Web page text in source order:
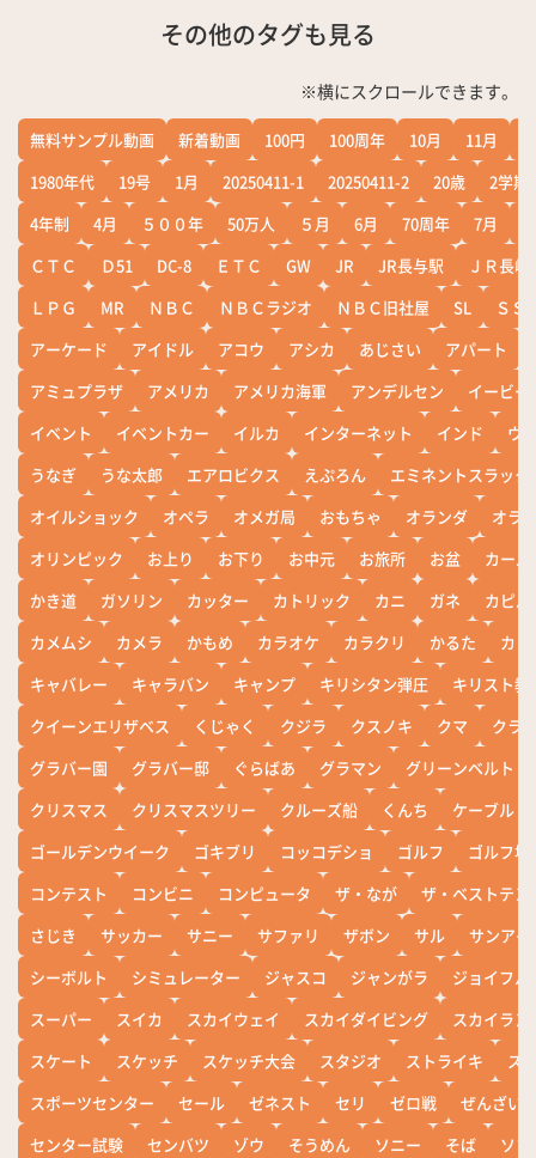
その他のタグも見る
※横にスクロールできます。
無料サンプル動画 新着動画 100円 100周年 10月 11月
1980年代
19号 1月 20250411-1 20250411-2 20歳
2学期
4年制
4月 ５００年 50万人 ５月 6月 70周年 7月
ＣＴＣ
Ｄ51 DC-8 ＥＴＣ GW JR JR長与駅
ＪＲ長崎
ＬＰＧ
MR ＮＢＣ ＮＢＣラジオ ＮＢＣ旧社屋 SL
ＳＳ
アーケード
アイドル アコウ アシカ あじさい アパート
アミュプラザ
アメリカ アメリカ海軍 アンデルセン
イービー
イベント
イベントカー イルカ インターネット インド
ウ
うなぎ
うな太郎 エアロビクス えぷろん
エミネントスラック
オイルショック
オペラ オメガ局 おもちゃ オランダ
オラ
オリンピック
お上り お下り お中元 お旅所 お盆
カー
かき道
ガソリン カッター カトリック カニ ガネ
カピバ
カメムシ
カメラ かもめ カラオケ カラクリ かるた
カレ
キャバレー
キャラバン キャンプ キリシタン弾圧
キリスト教
クイーンエリザベス
くじゃく クジラ クスノキ クマ
クラ
グラバー園
グラバー邸 ぐらばあ グラマン
グリーンベルト
クリスマス
クリスマスツリー クルーズ船 くんち
ケーブル
ゴールデンウイーク
ゴキブリ コッコデショ ゴルフ
ゴルフ場
コンテスト
コンビニ コンピュータ ザ・なが
ザ・ベストテン
さじき
サッカー サニー サファリ ザボン サル
サンアイ
シーボルト
シミュレーター ジャスコ ジャンがラ
ジョイフル
スーパー
スイカ スカイウェイ スカイダイビング
スカイラン
スケート
スケッチ スケッチ大会 スタジオ ストライキ
ス
スポーツセンター
セール ゼネスト セリ ゼロ戦
ぜんざい
センター試験
センバツ ゾウ そうめん ソニー そば
ソ